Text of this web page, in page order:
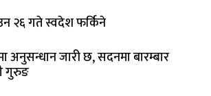
२६ गते स्वदेश फर्किने
अनुसन्धान जारी छ, सदनमा बारम्बार
गुरुङ